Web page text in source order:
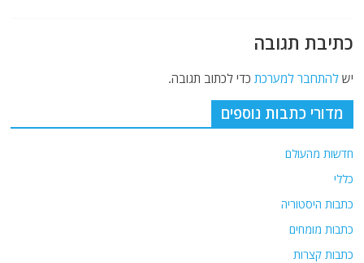
כתיבת תגובה
ישלהתחבר למערכת כדי לכתוב תגובה.
מדורי כתבות נוספים
חדשות מהעולם
כללי
כתבות היסטוריה
כתבות מומחים
כתבות קצרות